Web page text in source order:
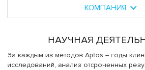
КОМПАНИЯ
НАУЧНАЯ
За каждым из методов Aptos – годы
исследований, анализ отсроченных